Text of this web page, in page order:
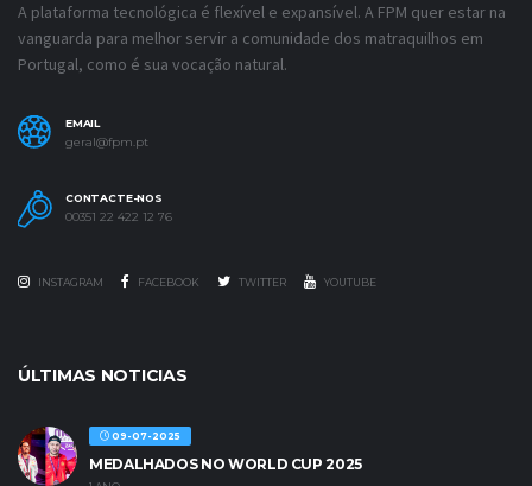
A plataforma tecnológica é flexível e expansível. A FPM quer estar na
vanguarda para melhor servir a comunidade dos matraquilhos em
Portugal, como é sua vocação natural.
EMAIL
geral@fpm.pt
CONTACTE-NOS
00351 22 422 12 76
INSTAGRAM FACEBOOK TWITTER YOUTUBE
ÚLTIMAS NOTICIAS
09-07-2025
MEDALHADOS NO WORLD CUP 2025